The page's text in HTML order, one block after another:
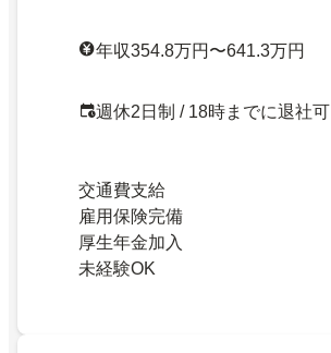
年収354.8万円〜641.3万円
週休2日制 / 18時までに退社可
交通費支給
雇用保険完備
厚生年金加入
未経験OK